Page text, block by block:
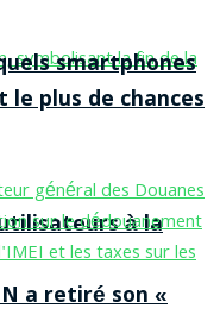
à la
a retiré son «
smartphones
plus de chances